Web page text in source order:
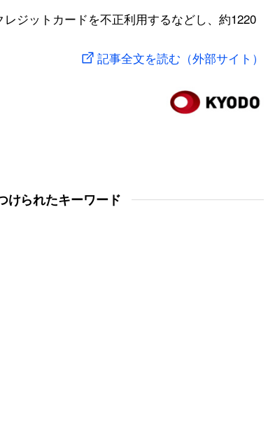
ジットカードを不正利用するなどし、約1220
記事全文を読む（外部サイト）
けられたキーワード